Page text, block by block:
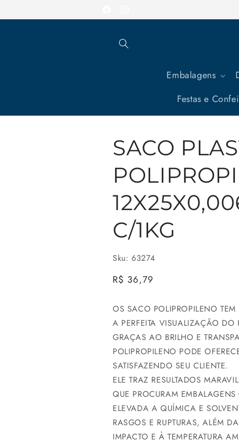
conteúdo
Embalagens
Festas e
SACO
C/1KG
Sku: 63274
Preço
R$ 36,79
OS SACO POLIPROPILENO
A PERFEITA VISUALIZAÇÃO DO
GRAÇAS AO BRILHO E
POLIPROPILENO PODE
SATISFAZENDO SEU CLIENTE.
ELE TRAZ RESULTADOS
QUE PROCURAM
ELEVADA A QUÍMICA E
RASGOS E RUPTURAS, ALÉM
IMPACTO E À TEMPERATURA